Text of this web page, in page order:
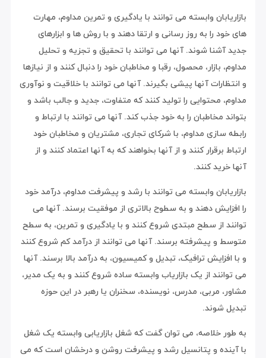
بازاریابان وابسته می توانند با یادگیری و تمرین مداوم، مهارت
های خود را به روز رسانی و ارتقا دهند و با روش ها و ابزارهای
جدید آشنا شوند. آنها می توانند با تحقیق و تجزیه و تحلیل
مداوم، بازار، محصول، رقبا و مخاطبان خود را دنبال کنند و از نیازها
و انتظارات آنها پیشی بگیرند. آنها می توانند با خلاقیت و نوآوری
مداوم، محتوایی را تولید کنند که متفاوت، جدید و جالب باشد و
بتواند مخاطبان را به خود جذب کند. آنها می توانند با ارتباط و
رابطه سازی مداوم، با شرکای تجاری، مشتریان و مخاطبان خود
ارتباط برقرار کنند و از آنها بخواهند که به آنها اعتماد کنند و از
آنها خرید کنند.
بازاریابان وابسته می توانند با رشد و پیشرفت مداوم، درآمد خود
را افزایش دهند و به سطوح بالاتری از موفقیت برسند. آنها می
توانند از سطح مبتدی شروع کنند و با یادگیری و تمرین، به سطح
متوسط و پیشرفته برسند. آنها می توانند از درآمد کم شروع کنند
و با افزایش ترافیک، تبدیل و کمیسیون، به درآمد بالا برسند. آنها
می توانند از یک بازاریاب وابسته ساده شروع کنند و به یک مدیر،
مشاور، مربی، مدرس، نویسنده، سخنران یا رهبر در این حوزه
تبدیل شوند.
به طور خلاصه، می توان گفت که شغل بازاریابی وابسته یک شغل
با آینده و پتانسیل رشد و پیشرفت روشن و درخشان است که می